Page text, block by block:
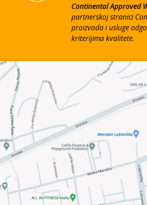
Continental Approved
partnerskoj stranici
proizvoda i usluge
kriterijima kvalitete.